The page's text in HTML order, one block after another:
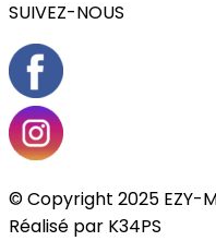
SUIVEZ-NOUS
© Copyright 2025 EZY-
Réalisé par K34PS​